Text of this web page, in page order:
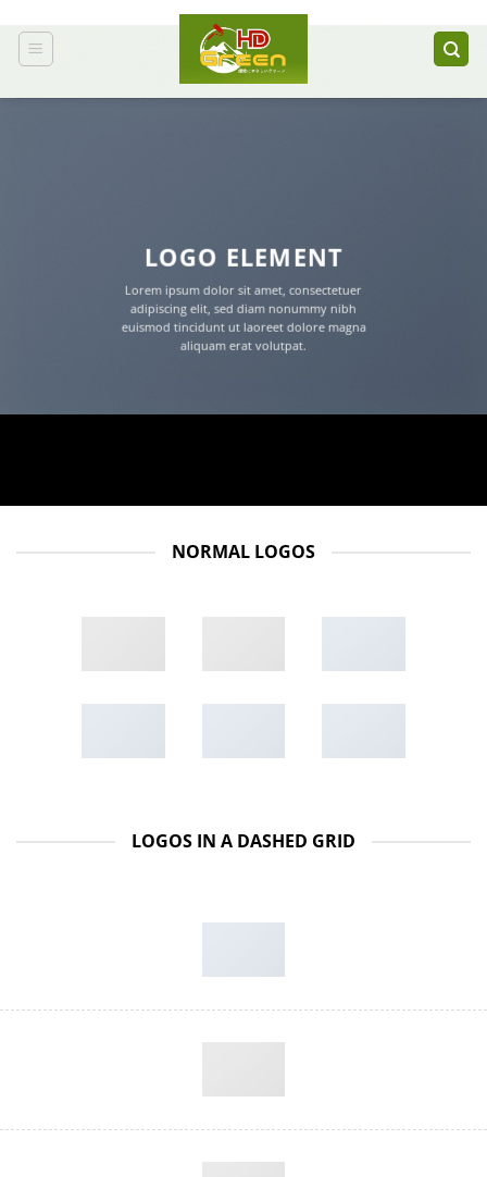
qua
nội
dung
LOGO ELEMENT
Lorem ipsum dolor sit amet, consectetuer
adipiscing elit, sed diam nonummy nibh
euismod tincidunt ut laoreet dolore magna
aliquam erat volutpat.
NORMAL LOGOS
LOGOS IN A DASHED GRID